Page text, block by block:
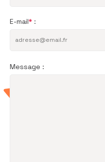
E-mail* :
Veuillez
Message :